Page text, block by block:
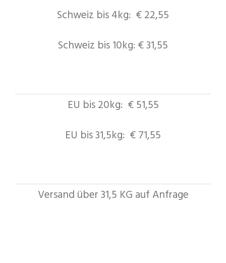
Schweiz bis 4kg: € 22,55
Schweiz bis 10kg: € 31,55
EU bis 20kg: € 51,55
EU bis 31,5kg: € 71,55
Versand über 31,5 KG auf Anfrage